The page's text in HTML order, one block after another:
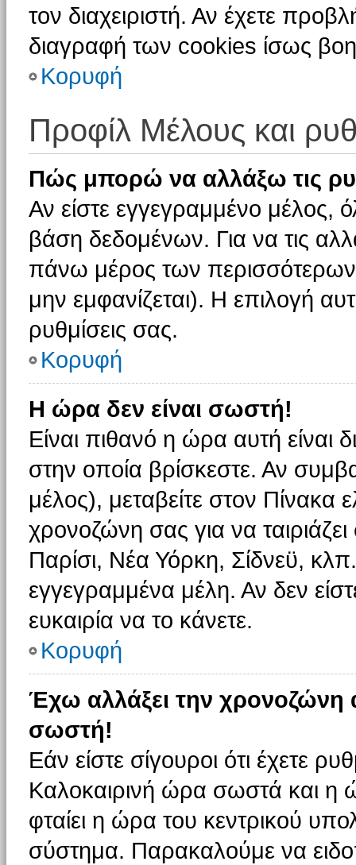
τον διαχειριστή. Αν έχετε
διαγραφή των cookies ίσως
Κορυφή
Προφίλ Μέλους και
Πώς μπορώ να αλλάξω τις
Αν είστε εγγεγραμμένο μέλος,
βάση δεδομένων. Για να τις
πάνω μέρος των περισσότερων
μην εμφανίζεται). Η επιλογή
ρυθμίσεις σας.
Κορυφή
Η ώρα δεν είναι σωστή!
Είναι πιθανό η ώρα αυτή είναι
στην οποία βρίσκεστε. Αν
μέλος), μεταβείτε στον Πίνακα
χρονοζώνη σας για να
Παρίσι, Νέα Υόρκη, Σίδνεϋ,
εγγεγραμμένα μέλη. Αν δεν
ευκαιρία να το κάνετε.
Κορυφή
Έχω αλλάξει την χρονοζώνη
σωστή!
Εάν είστε σίγουροι ότι έχετε
Καλοκαιρινή ώρα σωστά και η
φταίει η ώρα του κεντρικού
σύστημα. Παρακαλούμε να